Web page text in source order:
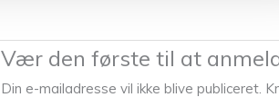
Vær den første til at
Din e-mailadresse vil ikke blive publiceret.